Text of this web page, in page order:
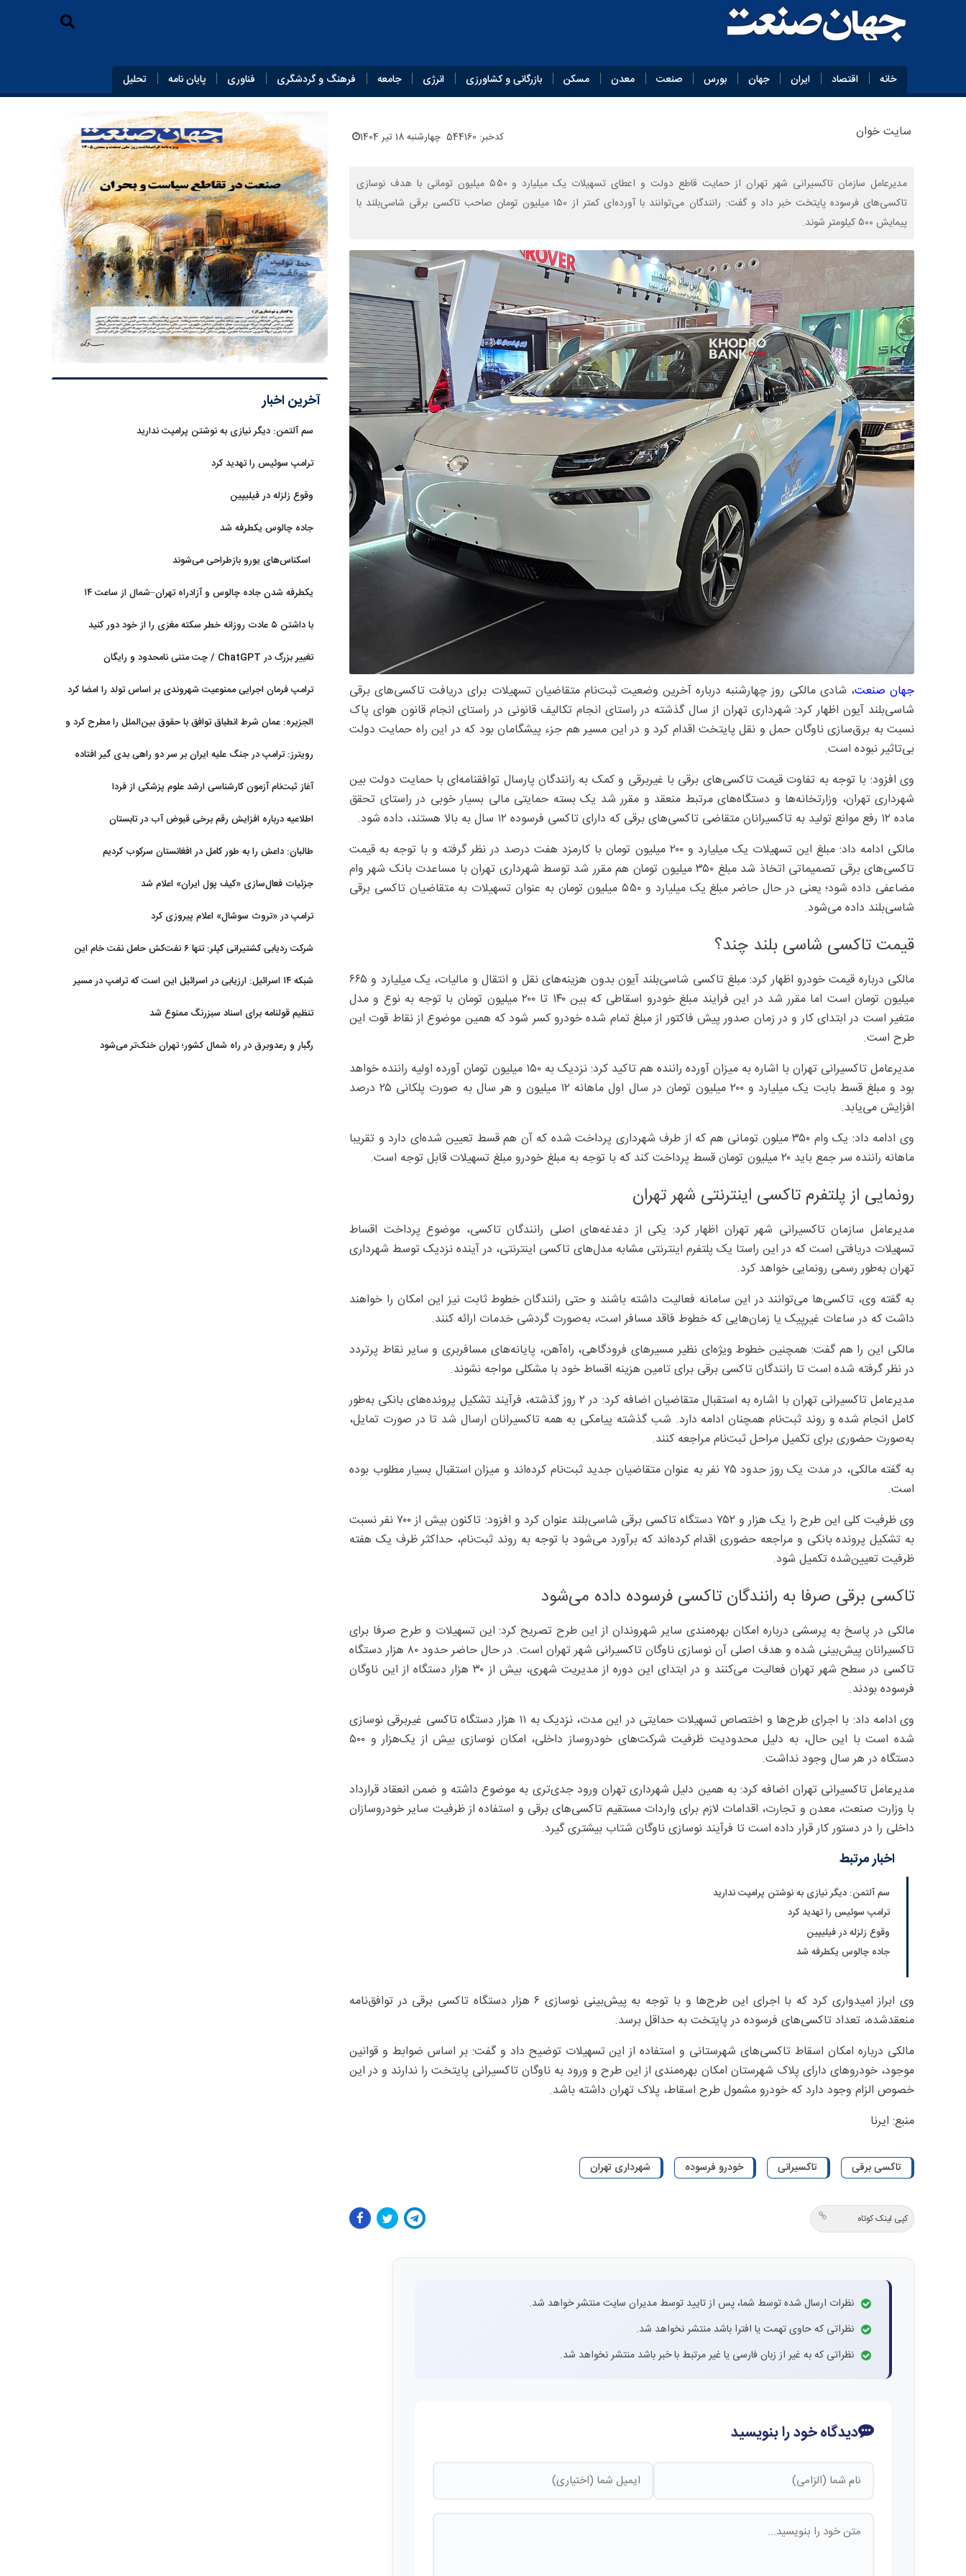
خانه اقتصاد ایران جهان بورس صنعت معدن مسکن بازرگانی و کشاورزی انرژی جامعه فرهنگ و گردشگری فناوری پایان‌ نامه تحلیل
سایت خوان کدخبر: 544160 چهارشنبه 18 تیر 1404
مدیرعامل سازمان تاکسیرانی شهر تهران از حمایت قاطع دولت و اعطای تسهیلات یک میلیارد و ۵۵۰ میلیون تومانی با هدف نوسازی
تاکسی‌های فرسوده پایتخت خبر داد و گفت: رانندگان می‌توانند با آورده‌ای کمتر از ۱۵۰ میلیون تومان صاحب تاکسی برقی شاسی‌بلند با
پیمایش ۵۰۰ کیلومتر شوند.
جهان صنعت، شادی مالکی روز چهارشنبه درباره آخرین وضعیت ثبت‌نام متقاضیان تسهیلات برای دریافت تاکسی‌های برقی
شاسی‌بلند آیون اظهار کرد: شهرداری تهران از سال گذشته در راستای انجام تکالیف قانونی در راستای انجام قانون هوای پاک
نسبت به برق‌سازی ناوگان حمل و نقل پایتخت اقدام کرد و در این مسیر هم جزء پیشگامان بود که در این راه حمایت دولت
بی‌تاثیر نبوده است.
وی افزود: با توجه به تفاوت قیمت تاکسی‌های برقی با غیربرقی و کمک به رانندگان پارسال توافقنامه‌ای با حمایت دولت بین
شهرداری تهران، وزارتخانه‌ها و دستگاه‌های مرتبط منعقد و مقرر شد یک بسته حمایتی مالی بسیار خوبی در راستای تحقق
ماده ۱۲ رفع موانع تولید به تاکسیرانان متقاضی تاکسی‌های برقی که دارای تاکسی فرسوده ۱۲ سال به بالا هستند، داده شود.
مالکی ادامه داد: مبلغ این تسهیلات یک میلیارد و ۲۰۰ میلیون تومان با کارمزد هفت درصد در نظر گرفته و با توجه به قیمت
تاکسی‌های برقی تصمیماتی اتخاذ شد مبلغ ۳۵۰ میلیون تومان هم مقرر شد توسط شهرداری تهران با مساعدت بانک شهر وام
مضاعفی داده شود؛ یعنی در حال حاضر مبلغ یک میلیارد و ۵۵۰ میلیون تومان به عنوان تسهیلات به متقاضیان تاکسی برقی
شاسی‌بلند داده می‌شود.
قیمت تاکسی شاسی بلند چند؟
مالکی درباره قیمت خودرو اظهار کرد: مبلغ تاکسی شاسی‌بلند آیون بدون هزینه‌های نقل و انتقال و مالیات، یک میلیارد و ۶۶۵
میلیون تومان است اما مقرر شد در این فرایند مبلغ خودرو اسقاطی که بین ۱۴۰ تا ۲۰۰ میلیون تومان با توجه به نوع و مدل
متغیر است در ابتدای کار و در زمان صدور پیش فاکتور از مبلغ تمام شده خودرو کسر شود که همین موضوع از نقاط قوت این
طرح است.
مدیرعامل تاکسیرانی تهران با اشاره به میزان آورده راننده هم تاکید کرد: نزدیک به ۱۵۰ میلیون تومان آورده اولیه راننده خواهد
بود و مبلغ قسط بابت یک میلیارد و ۲۰۰ میلیون تومان در سال اول ماهانه ۱۲ میلیون و هر سال به صورت پلکانی ۲۵ درصد
افزایش می‌یابد.
وی ادامه داد: یک وام ۳۵۰ میلون تومانی هم که از طرف شهرداری پرداخت شده که آن هم قسط تعیین شده‌ای دارد و تقریبا
ماهانه راننده سر جمع باید ۲۰ میلیون تومان قسط پرداخت کند که با توجه به مبلغ خودرو مبلغ تسهیلات قابل توجه است.
رونمایی از پلتفرم تاکسی اینترنتی شهر تهران
مدیرعامل سازمان تاکسیرانی شهر تهران اظهار کرد: یکی از دغدغه‌های اصلی رانندگان تاکسی، موضوع پرداخت اقساط
تسهیلات دریافتی است که در این راستا یک پلتفرم اینترنتی مشابه مدل‌های تاکسی اینترنتی، در آینده نزدیک توسط شهرداری
تهران به‌طور رسمی رونمایی خواهد کرد.
به گفته وی، تاکسی‌ها می‌توانند در این سامانه فعالیت داشته باشند و حتی رانندگان خطوط ثابت نیز این امکان را خواهند
داشت که در ساعات غیرپیک یا زمان‌هایی که خطوط فاقد مسافر است، به‌صورت گردشی خدمات ارائه کنند.
مالکی این را هم گفت: همچنین خطوط ویژه‌ای نظیر مسیرهای فرودگاهی، راه‌آهن، پایانه‌های مسافربری و سایر نقاط پرتردد
در نظر گرفته شده است تا رانندگان تاکسی برقی برای تامین هزینه اقساط خود با مشکلی مواجه نشوند.
مدیرعامل تاکسیرانی تهران با اشاره به استقبال متقاضیان اضافه کرد: در ۲ روز گذشته، فرآیند تشکیل پرونده‌های بانکی به‌طور
کامل انجام شده و روند ثبت‌نام همچنان ادامه دارد. شب گذشته پیامکی به همه تاکسیرانان ارسال شد تا در صورت تمایل،
به‌صورت حضوری برای تکمیل مراحل ثبت‌نام مراجعه کنند.
به گفته مالکی، در مدت یک روز حدود ۷۵ نفر به عنوان متقاضیان جدید ثبت‌نام کرده‌اند و میزان استقبال بسیار مطلوب بوده
است.
وی ظرفیت کلی این طرح را یک هزار و ۷۵۲ دستگاه تاکسی برقی شاسی‌بلند عنوان کرد و افزود: تاکنون بیش از ۷۰۰ نفر نسبت
به تشکیل پرونده بانکی و مراجعه حضوری اقدام کرده‌اند که برآورد می‌شود با توجه به روند ثبت‌نام، حداکثر ظرف یک هفته
ظرفیت تعیین‌شده تکمیل شود.
تاکسی برقی صرفا به رانندگان تاکسی فرسوده داده می‌شود
مالکی در پاسخ به پرسشی درباره امکان بهره‌مندی سایر شهروندان از این طرح تصریح کرد: این تسهیلات و طرح صرفا برای
تاکسیرانان پیش‌بینی شده و هدف اصلی آن نوسازی ناوگان تاکسیرانی شهر تهران است. در حال حاضر حدود ۸۰ هزار دستگاه
تاکسی در سطح شهر تهران فعالیت می‌کنند و در ابتدای این دوره از مدیریت شهری، بیش از ۳۰ هزار دستگاه از این ناوگان
فرسوده بودند.
وی ادامه داد: با اجرای طرح‌ها و اختصاص تسهیلات حمایتی در این مدت، نزدیک به ۱۱ هزار دستگاه تاکسی غیربرقی نوسازی
شده است با این حال، به دلیل محدودیت ظرفیت شرکت‌های خودروساز داخلی، امکان نوسازی بیش از یک‌هزار و ۵۰۰
دستگاه در هر سال وجود نداشت.
مدیرعامل تاکسیرانی تهران اضافه کرد: به همین دلیل شهرداری تهران ورود جدی‌تری به موضوع داشته و ضمن انعقاد قرارداد
با وزارت صنعت، معدن و تجارت، اقدامات لازم برای واردات مستقیم تاکسی‌های برقی و استفاده از ظرفیت سایر خودروسازان
داخلی را در دستور کار قرار داده است تا فرآیند نوسازی ناوگان شتاب بیشتری گیرد.
اخبار مرتبط
سم آلتمن: دیگر نیازی به نوشتن پرامپت ندارید
ترامپ سوئیس را تهدید کرد
وقوع زلزله در فیلیپین
جاده چالوس یکطرفه شد
وی ابراز امیدواری کرد که با اجرای این طرح‌ها و با توجه به پیش‌بینی نوسازی ۶ هزار دستگاه تاکسی برقی در توافق‌نامه
منعقدشده، تعداد تاکسی‌های فرسوده در پایتخت به حداقل برسد.
مالکی درباره امکان اسقاط تاکسی‌های شهرستانی و استفاده از این تسهیلات توضیح داد و گفت: بر اساس ضوابط و قوانین
موجود، خودروهای دارای پلاک شهرستان امکان بهره‌مندی از این طرح و ورود به ناوگان تاکسیرانی پایتخت را ندارند و در این
خصوص الزام وجود دارد که خودرو مشمول طرح اسقاط، پلاک تهران داشته باشد.
منبع: ایرنا
تاکسی برقی تاکسیرانی خودرو فرسوده شهرداری تهران
کپی لینک کوتاه
نظرات ارسال شده توسط شما، پس از تایید توسط مدیران سایت منتشر خواهد شد.
نظراتی که حاوی تهمت یا افترا باشد منتشر نخواهد شد.
نظراتی که به غیر از زبان فارسی یا غیر مرتبط با خبر باشد منتشر نخواهد شد.
دیدگاه خود را بنویسید
آخرین اخبار
سم آلتمن: دیگر نیازی به نوشتن پرامپت ندارید
ترامپ سوئیس را تهدید کرد
وقوع زلزله در فیلیپین
جاده چالوس یکطرفه شد
اسکناس‌های یورو بازطراحی می‌شوند
یکطرفه شدن جاده چالوس و آزادراه تهران–شمال از ساعت ۱۴
با داشتن ۵ عادت روزانه خطر سکته مغزی را از خود دور کنید
تغییر بزرگ در ChatGPT / چت متنی نامحدود و رایگان
ترامپ فرمان اجرایی ممنوعیت شهروندی بر اساس تولد را امضا کرد
الجزیره: عمان شرط انطباق توافق با حقوق بین‌الملل را مطرح کرد و
رویترز: ترامپ در جنگ علیه ایران بر سر دو راهی بدی گیر افتاده
آغاز ثبت‌نام‌ آزمون کارشناسی ارشد علوم پزشکی از فردا
اطلاعیه درباره افزایش رقم برخی قبوض آب در تابستان
طالبان: داعش را به طور کامل در افغانستان سرکوب کردیم
جزئیات فعال‌سازی «کیف پول ایران» اعلام شد
ترامپ در «تروث سوشال» اعلام پیروزی کرد
شرکت ردیابی کشتیرانی کپلر: تنها ۶ نفت‌کش حامل نفت خام این
شبکه ۱۴ اسرائیل: ارزیابی در اسرائیل این است که ترامپ در مسیر
تنظیم قولنامه برای اسناد سبزرنگ ممنوع شد
رگبار و رعدوبرق در راه شمال کشور؛ تهران خنک‌تر می‌شود